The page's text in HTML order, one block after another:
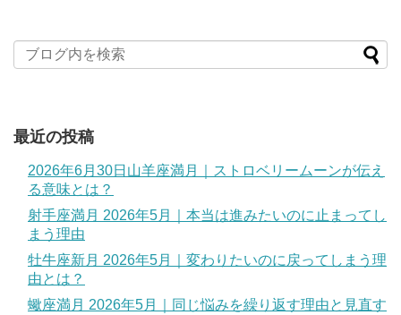
最近の投稿
2026年6月30日山羊座満月｜ストロベリームーンが伝え
る意味とは？
射手座満月 2026年5月｜本当は進みたいのに止まってし
まう理由
牡牛座新月 2026年5月｜変わりたいのに戻ってしまう理
由とは？
蠍座満月 2026年5月｜同じ悩みを繰り返す理由と見直す